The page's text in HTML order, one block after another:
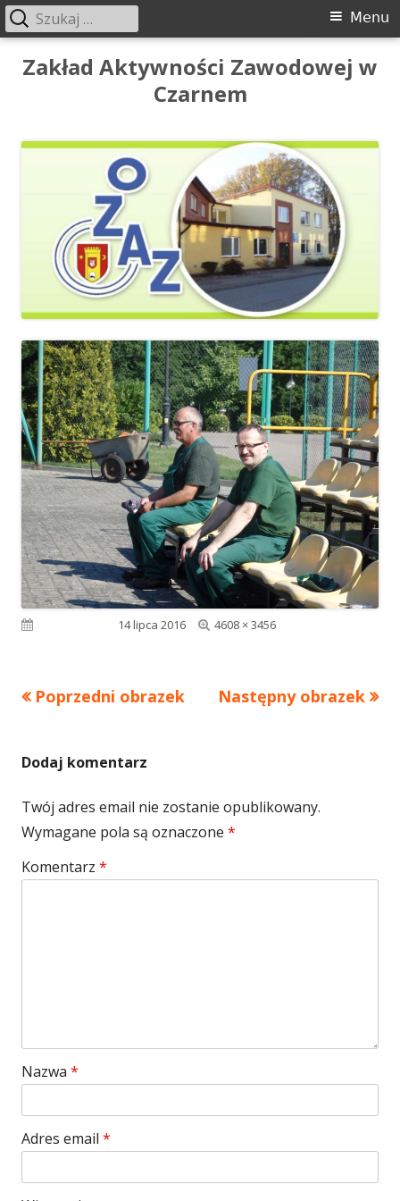
Przeskocz
Zakład Aktywności Zawodowej w
Czarnem
Menu
główne
Menu
Szukaj:
14 lipca 2016
Pełny
4608 × 3456
Poprzedni obrazek Następny obrazek
Dodaj komentarz
Twój adres email nie zostanie opublikowany.
Wymagane pola są oznaczone *
Komentarz *
Nazwa *
Adres email *